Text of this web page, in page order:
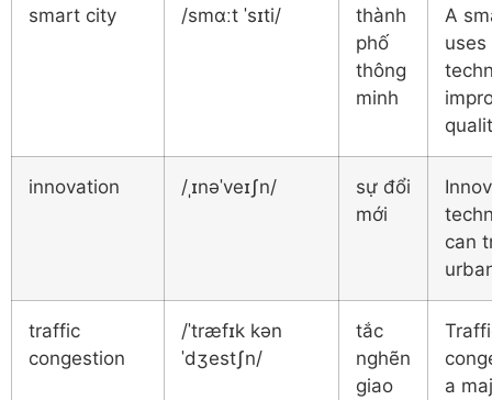
smart city /smɑːt ˈsɪti/
thành
phố
thông
minh
A
uses
innovation /ˌɪnəˈveɪʃn/
sự đổi
mới
can
traffic
congestion
/ˈtræfɪk kən
ˈdʒestʃn/
tắc
nghẽn
giao
a